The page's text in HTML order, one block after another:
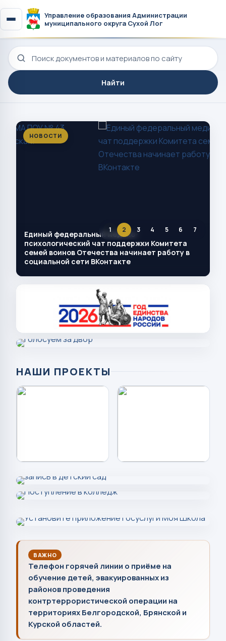
Управление образования Администрации
муниципального округа Сухой Лог
Поиск по сайту
Найти
НОВОСТИ
Единый федеральный медико-
психологический чат поддержки Комитета
семей воинов Отечества начинает работу в
социальной сети ВКонтакте
1 2 3 4 5 6 7
НАШИ ПРОЕКТЫ
ВАЖНО
Телефон горячей линии о приёме на
обучение детей, эвакуированных из
районов проведения
контртеррористической операции на
территориях Белгородской, Брянской и
Курской областей.